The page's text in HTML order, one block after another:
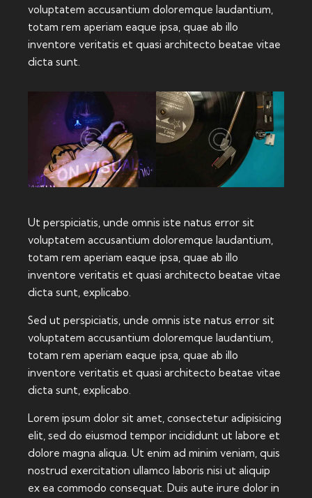
voluptatem accusantium doloremque laudantium,
totam rem aperiam eaque ipsa, quae ab illo
inventore veritatis et quasi architecto beatae vitae
dicta sunt.
Ut perspiciatis, unde omnis iste natus error sit
voluptatem accusantium doloremque laudantium,
totam rem aperiam eaque ipsa, quae ab illo
inventore veritatis et quasi architecto beatae vitae
dicta sunt, explicabo.
Sed ut perspiciatis, unde omnis iste natus error sit
voluptatem accusantium doloremque laudantium,
totam rem aperiam eaque ipsa, quae ab illo
inventore veritatis et quasi architecto beatae vitae
dicta sunt, explicabo.
Lorem ipsum dolor sit amet, consectetur adipisicing
elit, sed do eiusmod tempor incididunt ut labore et
dolore magna aliqua. Ut enim ad minim veniam, quis
nostrud exercitation ullamco laboris nisi ut aliquip
ex ea commodo consequat. Duis aute irure dolor in